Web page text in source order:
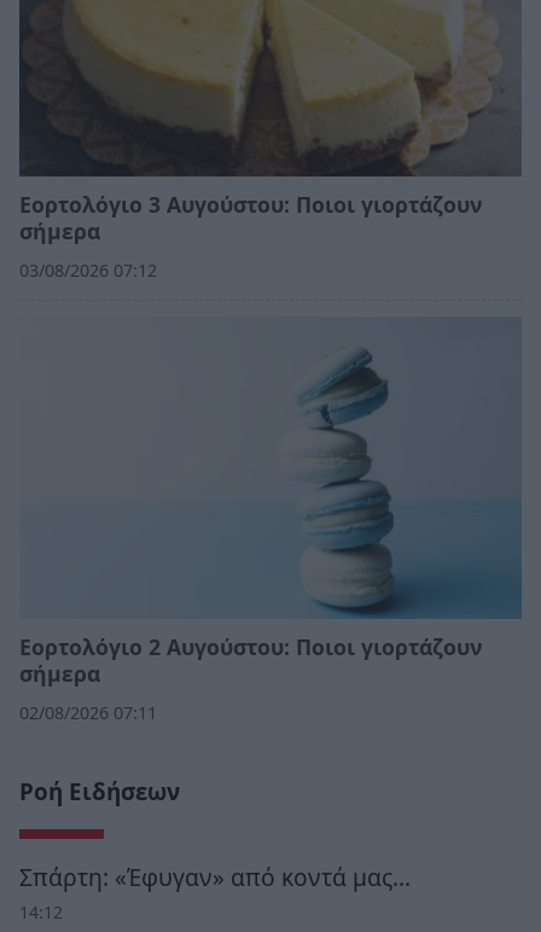
Εορτολόγιο 3 Αυγούστου: Ποιοι γιορτάζουν
σήμερα
03/08/2026 07:12
Εορτολόγιο 2 Αυγούστου: Ποιοι γιορτάζουν
σήμερα
02/08/2026 07:11
Ροή Ειδήσεων
Σπάρτη: «Έφυγαν» από κοντά μας…
14:12